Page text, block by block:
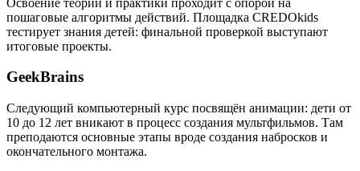
пошаговые алгоритмы действий. Площадка CREDOkids
тестирует знания детей: финальной проверкой выступают
итоговые проекты.
GeekBrains
Следующий компьютерный курс посвящён анимации: дети от
10 до 12 лет вникают в процесс создания мультфильмов. Там
преподаются основные этапы вроде создания набросков и
окончательного монтажа.